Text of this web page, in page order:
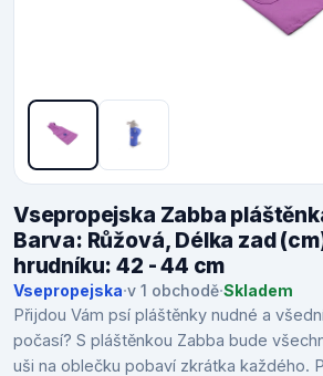
Vsepropejska Zabba
Barva: Růžová, Délka zad
hrudníku: 42 - 44 cm
Vsepropejska·v 1 obchodě·Skladem
Přijdou Vám psí pláštěnky nudné a
počasí? S pláštěnkou Zabba bude
uši na oblečku pobaví zkrátka každého.